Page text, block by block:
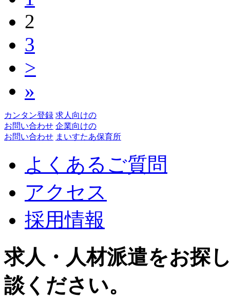
2
3
>
»
カンタン登録 求人 向けの
お問い合わせ 企業向けの
お問い合わせ まいすたあ保育所
よくあるご質問
アクセス
採用情報
求人・人材派遣をお探
談ください。